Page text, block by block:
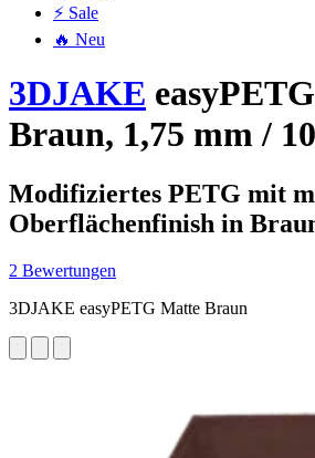
⚡ Sale
🔥 Neu
3DJAKE
Braun, 1,75 mm /
Modifiziertes PETG mit
Oberflächenfinish in
2 Bewertungen
3DJAKE easyPETG Matte Braun